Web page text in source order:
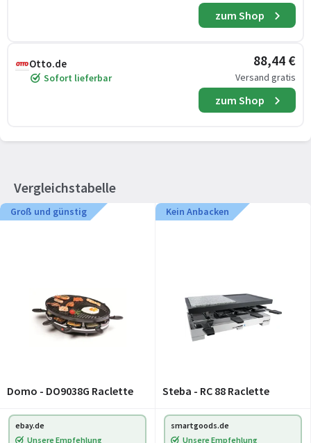
zum Shop
Otto.de
Sofort lieferbar
88,44 €
Versand gratis
zum Shop
Vergleichstabelle
Groß und günstig
Domo - DO9038G Raclette
Kein Anbacken
Steba - RC 88 Raclette
ebay.de
Unsere Empfehlung
smartgoods.de
Unsere Empfehlung